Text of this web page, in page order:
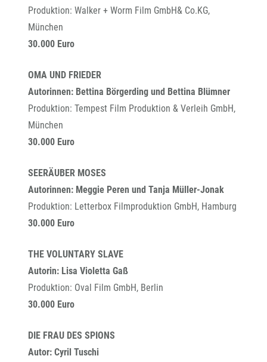
Produktion: Walker + Worm Film GmbH& Co.KG,
München
30.000 Euro
OMA UND FRIEDER
Autorinnen: Bettina Börgerding und Bettina Blümner
Produktion: Tempest Film Produktion & Verleih GmbH,
München
30.000 Euro
SEERÄUBER MOSES
Autorinnen: Meggie Peren und Tanja Müller-Jonak
Produktion: Letterbox Filmproduktion GmbH, Hamburg
30.000 Euro
THE VOLUNTARY SLAVE
Autorin: Lisa Violetta Gaß
Produktion: Oval Film GmbH, Berlin
30.000 Euro
DIE FRAU DES SPIONS
Autor: Cyril Tuschi